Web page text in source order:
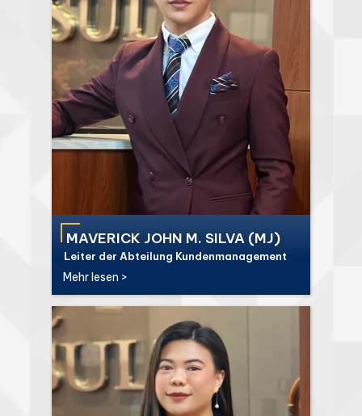
MAVERICK JOHN M. SILVA (MJ)
Leiter der Abteilung Kundenmanagement
Mehr lesen >